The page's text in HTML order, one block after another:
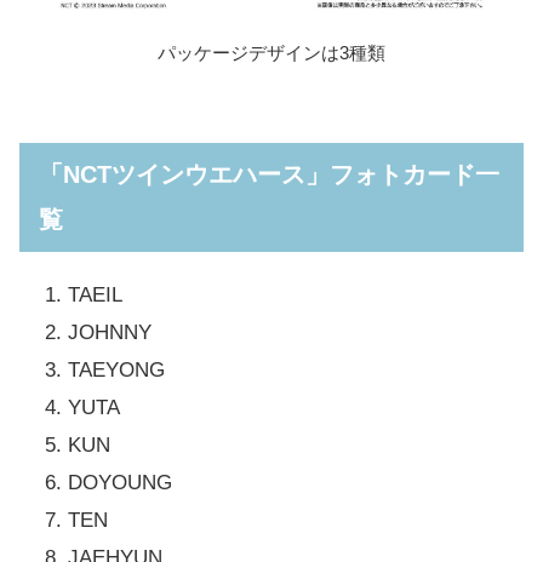
パッケージデザインは3種類
「NCTツインウエハース」フォトカード一
覧
TAEIL
JOHNNY
TAEYONG
YUTA
KUN
DOYOUNG
TEN